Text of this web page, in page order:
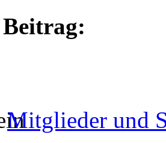
Mitglieder und